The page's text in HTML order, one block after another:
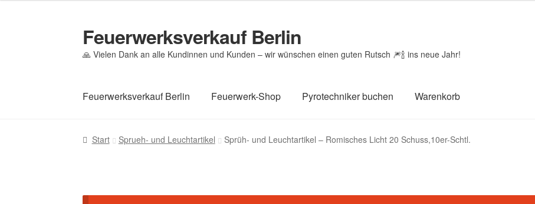
Zur
Navigation
springen
Zum
Inhalt
springen
Feuerwerksverkauf Berlin
🙏 Vielen Dank an alle Kundinnen und Kunden – wir wünschen einen guten Rutsch 🎆🍾 ins neue Jahr!
Feuerwerksverkauf Berlin Feuerwerk-Shop Pyrotechniker buchen Warenkorb
Start Cookie-Richtlinie (EU) Datenschutz Echtheit von Bewertungen Feuerwerk-ShopImpressum
Start Sprueh- und Leuchtartikel Sprüh- und Leuchtartikel – Romisches Licht 20 Schuss,10er-Schtl.